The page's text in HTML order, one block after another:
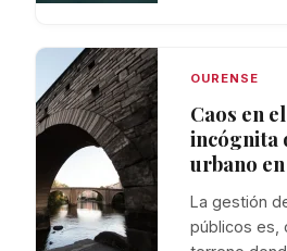
OURENSE
Caos en
incógnita
urbano
La gestión
públicos es,